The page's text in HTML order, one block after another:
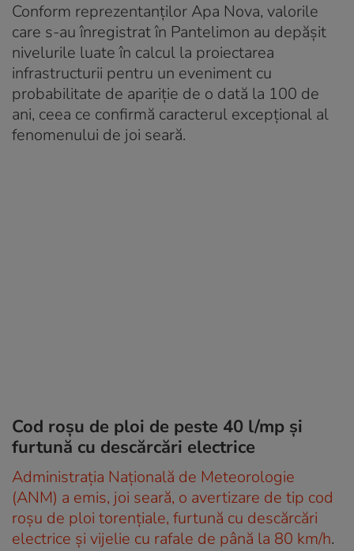
Conform reprezentanților Apa Nova, valorile
care s-au înregistrat în Pantelimon au depășit
nivelurile luate în calcul la proiectarea
infrastructurii pentru un eveniment cu
probabilitate de apariţie de o dată la 100 de
ani, ceea ce confirmă caracterul excepţional al
fenomenului de joi seară.
Cod roșu de ploi de peste 40 l/mp și
furtună cu descărcări electrice
Administrația Națională de Meteorologie
(ANM) a emis, joi seară, o avertizare de tip cod
roșu de ploi torențiale, furtună cu descărcări
electrice și vijelie cu rafale de până la 80 km/h.